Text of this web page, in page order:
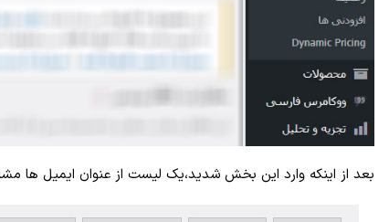
بعد از اینکه وارد این بخش شدید،یک لیست از عنوان ایمیل ها